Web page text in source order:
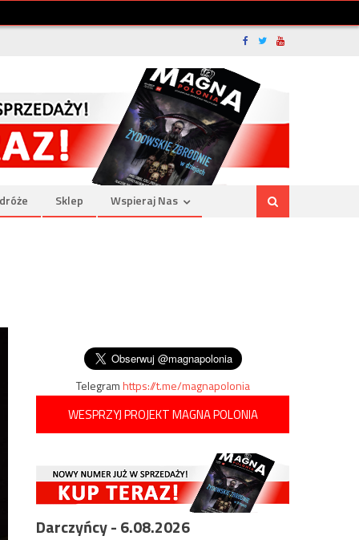
Sklep Wspieraj Nas
Telegramhttps://t.me/magnapolonia
WESPRZYJ PROJEKT MAGNA POLONIA
Darczyńcy - 6.08.2026